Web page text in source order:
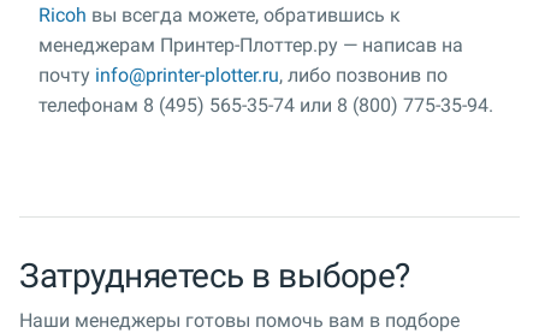
Ricoh вы всегда можете, обратившись к
менеджерам Принтер-Плоттер.ру — написав на
почту info@printer-plotter.ru, либо позвонив по
телефонам 8 (495) 565-35-74 или 8 (800) 775-35-94.
Затрудняетесь в выборе?
Наши менеджеры готовы помочь вам в подборе